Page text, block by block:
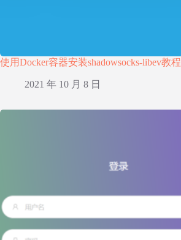
使用Docker容器安装shadowsocks-libev教程
2021 年 10 月 8 日